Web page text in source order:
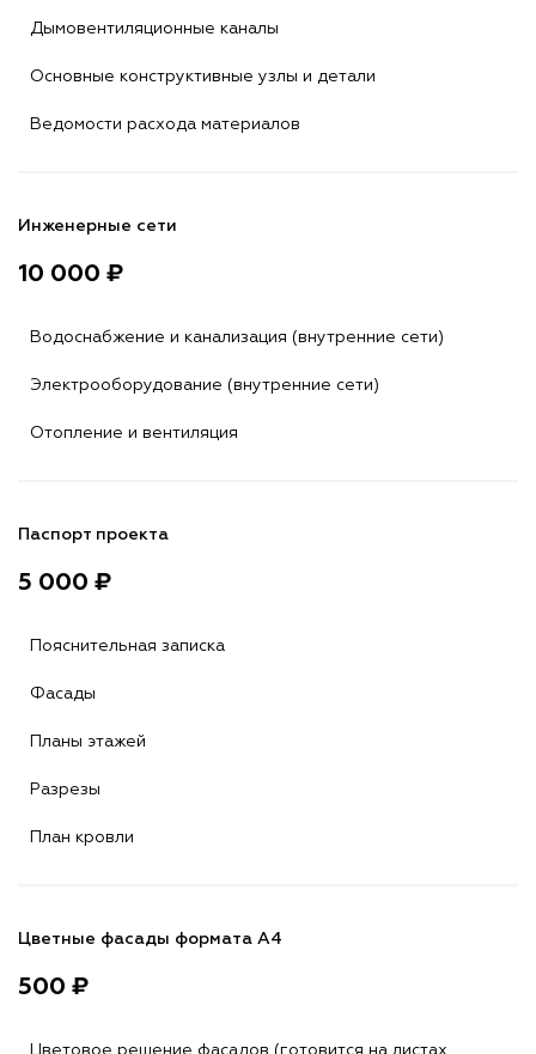
Дымовентиляционные каналы
Основные конструктивные узлы и детали
Ведомости расхода материалов
Инженерные сети
10 000 ₽
Водоснабжение и канализация (внутренние сети)
Электрооборудование (внутренние сети)
Отопление и вентиляция
Паспорт проекта
5 000 ₽
Пояснительная записка
Фасады
Планы этажей
Разрезы
План кровли
Цветные фасады формата А4
500 ₽
Цветовое решение фасадов (готовится на листах